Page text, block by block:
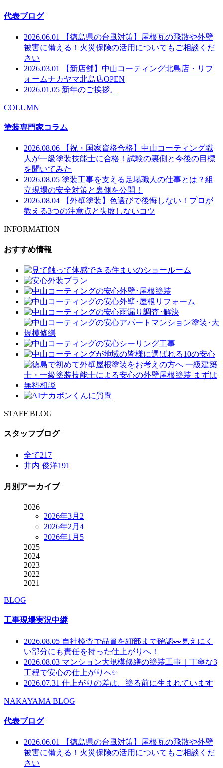
代表ブログ
2026.06.01
【徳島県の台風対策】屋根瓦の飛散や外壁
被害に備える！火災保険の活用についてもご相談くだ
さい
2026.03.01
【新店舗】中山コーティング北島店・リフ
ォームナカヤマ北島店OPEN
2026.01.05 新年のご挨拶。
COLUMN
塗装専門家コラム
2026.08.06
【祝・国家資格合格】中山コーティング職
人が一級塗装技能士に合格！試験の裏側と今後の目標
を聞いてみた
2026.08.05 塗装工事を支える足場職人の仕事とは？組
立現場の安全対策と裏側を公開！
2026.08.04
【外壁塗装】色選びで後悔しない！プロが
教える3つの注意点と失敗しないコツ
INFORMATION
おすすめ情報
STAFF BLOG
スタッフブログ
全て217
井内 俊洋191
月別アーカイブ
2026
2026年3月 2
2026年2月 4
2026年1月 5
2025
2024
2023
2022
2021
BLOG
工事現場実況中継
2026.08.05 自社検査で品質を細部まで確認👀見えにく
い部分にも責任を持った仕上がりへ！
2026.08.03 マンション大規模修繕の塗装工事｜丁寧な3
工程で安心の仕上がりへ✨
2026.07.31 仕上がりの差は、塗る前に生まれています
NAKAYAMA BLOG
代表ブログ
2026.06.01
【徳島県の台風対策】屋根瓦の飛散や外壁
被害に備える！火災保険の活用についてもご相談くだ
さい